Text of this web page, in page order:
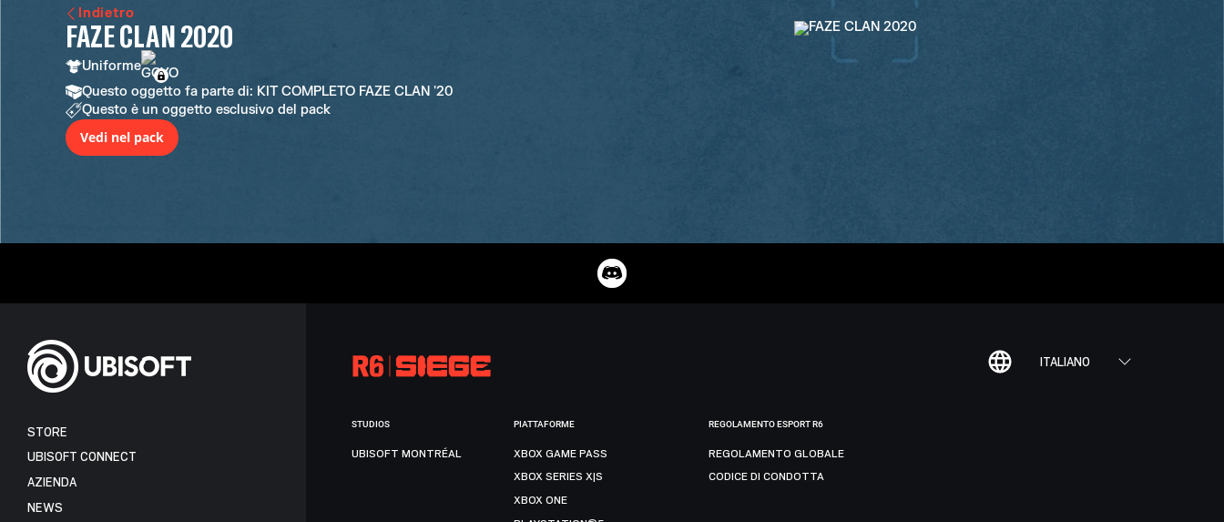
Indietro
FAZE CLAN 2020
Uniforme
Questo oggetto fa parte di: KIT COMPLETO FAZE CLAN '20
Questo è un oggetto esclusivo del pack
Vedi nel pack
ITALIANO
STORE
UBISOFT CONNECT
AZIENDA
NEWS
STUDIOS
UBISOFT MONTRÉAL
PIATTAFORME
XBOX GAME PASS
XBOX SERIES X|S
XBOX ONE
REGOLAMENTO ESPORT R6
REGOLAMENTO GLOBALE
CODICE DI CONDOTTA